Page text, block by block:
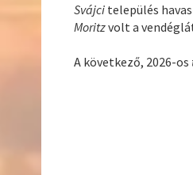
Svájci település
Moritzvolt a
A következő, 2026-os